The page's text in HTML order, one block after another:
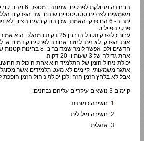
משמשים לצרכים סטטיסטיים שונים. שני הפרקים הללו
יתר ה- 6 הם פרקי האמת, שכן הם קובעים הציון.
פרקי הפיילוט.
עבור כל פרק מקבל הנבחן 25 דקות
אותו הפרק. לא ניתן לחזור אחורה לפרקים קודמים או
אחת גדולה של 3 שעות ו- 20 דקות.
יכולת ניהול הזמן של התלמיד היא אחת היכולות
אתגר משמעותי. קיימים לא מעט תלמידים אשר
אבל לא בלחץ הזמן הזה ולכן יכולת ניהול הזמן הופכת
קיימים 3 נושאים עיקריים עליהם נבחנים:
חשיבה כמותית
חשיבה מילולית
אנגלית